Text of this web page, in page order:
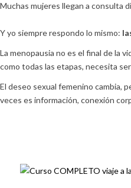
Muchas mujeres llegan a consulta
Y yo siempre respondo lo mismo:
La menopausia no es el final de la
como todas las etapas, necesita
El deseo sexual femenino cambia,
veces es información, conexión